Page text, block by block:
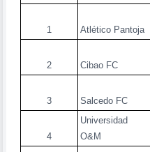
1 Atlético Pantoja
2 Cibao FC
3 Salcedo FC
4
Universidad
O&M